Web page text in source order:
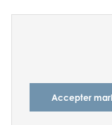
Accepter